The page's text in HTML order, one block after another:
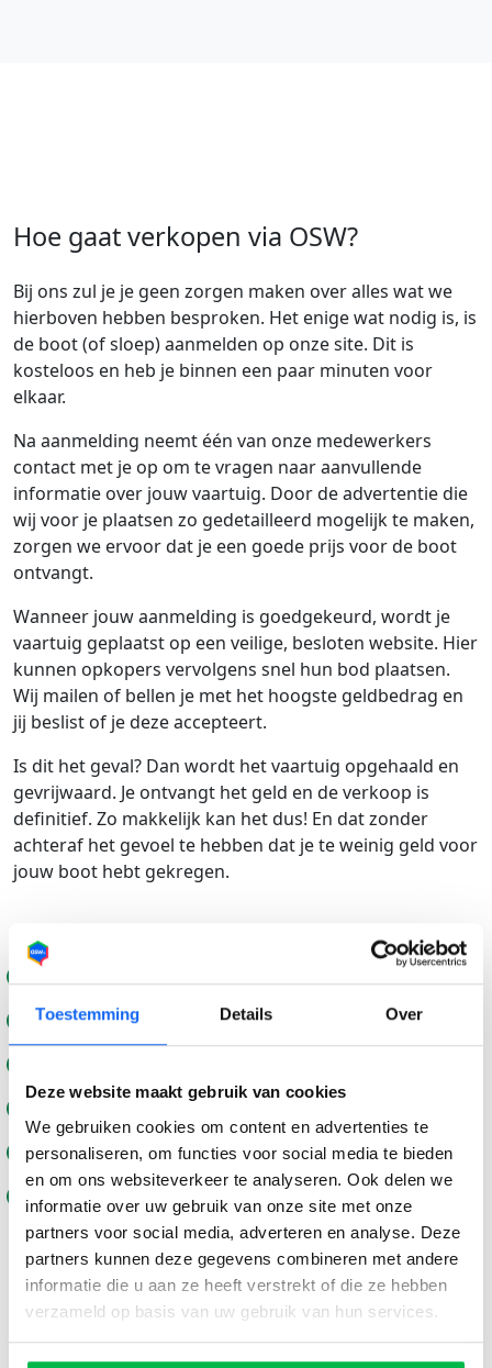
Toestemming Details Over
Deze website maakt gebruik van cookies
We gebruiken cookies om content en advertenties te
personaliseren, om functies voor social media te bieden
en om ons websiteverkeer te analyseren. Ook delen we
informatie over uw gebruik van onze site met onze
partners voor social media, adverteren en analyse. Deze
partners kunnen deze gegevens combineren met andere
informatie die u aan ze heeft verstrekt of die ze hebben
verzameld op basis van uw gebruik van hun services.
Hoe gaat verkopen via OSW?
Bij ons zul je je geen zorgen maken over alles wat we
hierboven hebben besproken. Het enige wat nodig is, is
de boot (of sloep) aanmelden op onze site. Dit is
kosteloos en heb je binnen een paar minuten voor
elkaar.
Na aanmelding neemt één van onze medewerkers
contact met je op om te vragen naar aanvullende
informatie over jouw vaartuig. Door de advertentie die
wij voor je plaatsen zo gedetailleerd mogelijk te maken,
zorgen we ervoor dat je een goede prijs voor de boot
ontvangt.
Wanneer jouw aanmelding is goedgekeurd, wordt je
vaartuig geplaatst op een veilige, besloten website. Hier
kunnen opkopers vervolgens snel hun bod plaatsen.
Wij mailen of bellen je met het hoogste geldbedrag en
jij beslist of je deze accepteert.
Is dit het geval? Dan wordt het vaartuig opgehaald en
gevrijwaard. Je ontvangt het geld en de verkoop is
definitief. Zo makkelijk kan het dus! En dat zonder
achteraf het gevoel te hebben dat je te weinig geld voor
jouw boot hebt gekregen.
Binnen 24 uur een uitstekende prijs
Je boot wordt opgehaald en betaald
Wij onderhandelen voor je
Voor verkopers kosteloos en vrijblijvend
Je kunt de beste prijs vrijblijvend
accepteren of weigeren
Meld je boot nu aan!